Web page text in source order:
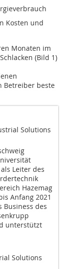
Kosten und
Monaten im
(Bild 1)
Betreiber beste
Solutions
Leiter des
Hazemag
Anfang 2021
Business des
unterstützt
Solutions